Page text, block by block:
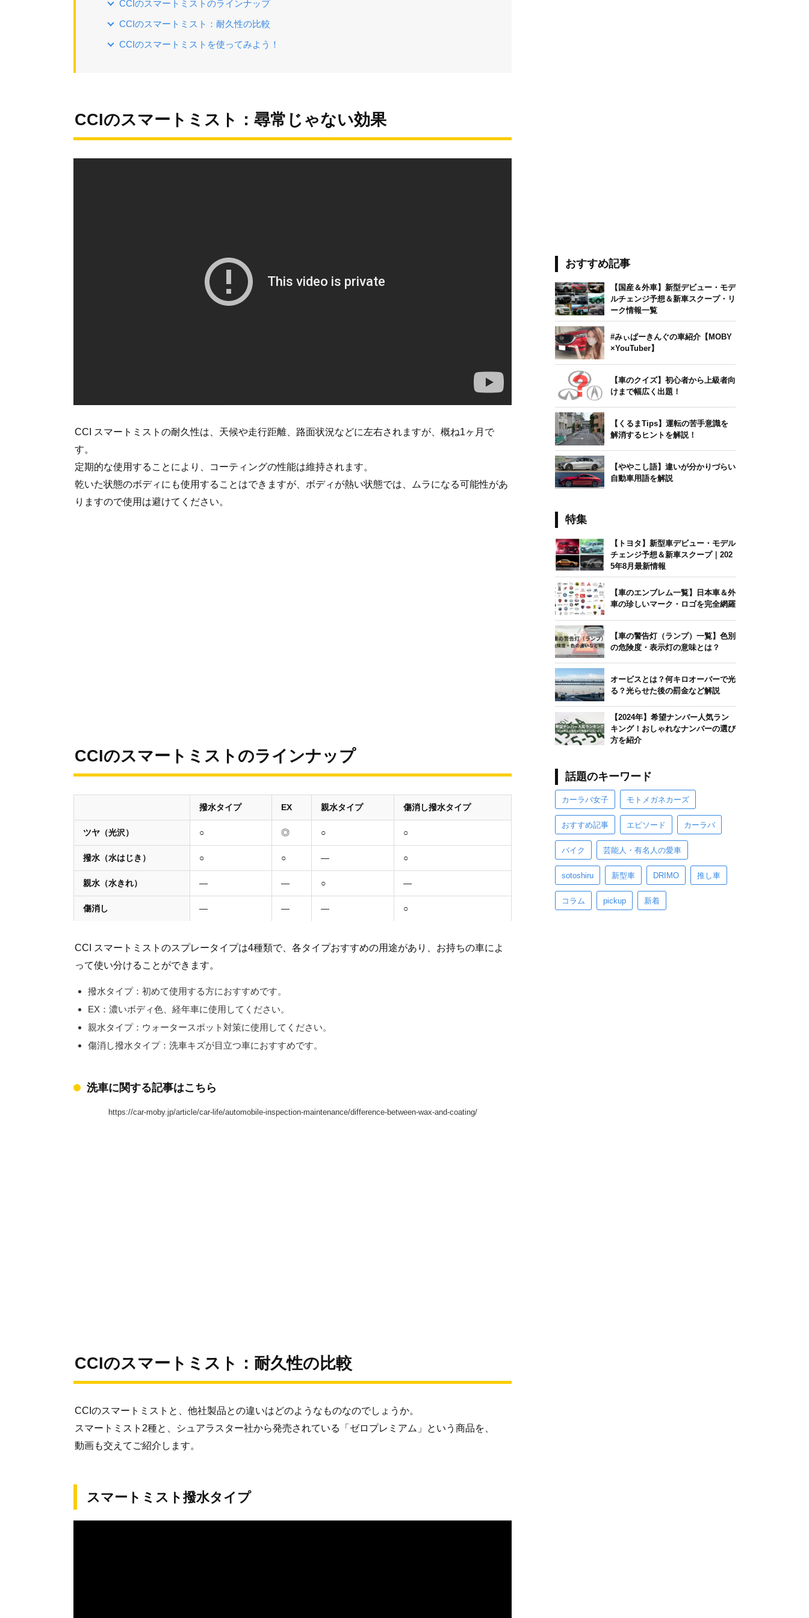
CCIのスマートミストのラインナップ
CCIのスマートミスト：耐久性の比較
CCIのスマートミストを使ってみよう！
CCIのスマートミスト：尋常じゃない効果
CCI スマートミストの耐久性は、天候や走行距離、路面状況などに左右されますが、概ね1ヶ月で
す。
定期的な使用することにより、コーティングの性能は維持されます。
乾いた状態のボディにも使用することはできますが、ボディが熱い状態では、ムラになる可能性があ
りますので使用は避けてください。
CCIのスマートミストのラインナップ
撥水タイプ EX 親水タイプ 傷消し撥水タイプ
ツヤ（光沢） ○ ◎ ○ ○
撥水（水はじき） ○ ○ — ○
親水（水きれ） — — ○ —
傷消し — — — ○
CCI スマートミストのスプレータイプは4種類で、各タイプおすすめの用途があり、お持ちの車によ
って使い分けることができます。
撥水タイプ：初めて使用する方におすすめです。
EX：濃いボディ色、経年車に使用してください。
親水タイプ：ウォータースポット対策に使用してください。
傷消し撥水タイプ：洗車キズが目立つ車におすすめです。
洗車に関する記事はこちら
https://car-moby.jp/article/car-life/automobile-inspection-maintenance/difference-between-wax-and-coating/
CCIのスマートミスト：耐久性の比較
CCIのスマートミストと、他社製品との違いはどのようなものなのでしょうか。
スマートミスト2種と、シュアラスター社から発売されている「ゼロプレミアム」という商品を、
動画も交えてご紹介します。
スマートミスト撥水タイプ
おすすめ記事
【国産＆外車】新型デビュー・モデ
ルチェンジ予想＆新車スクープ・リ
ーク情報一覧
#みぃぱーきんぐの車紹介【MOBY
×YouTuber】
【車のクイズ】初心者から上級者向
けまで幅広く出題！
【くるまTips】運転の苦手意識を
解消するヒントを解説！
【ややこし語】違いが分かりづらい
自動車用語を解説
特集
【トヨタ】新型車デビュー・モデル
チェンジ予想＆新車スクープ｜202
5年8月最新情報
【車のエンブレム一覧】日本車＆外
車の珍しいマーク・ロゴを完全網羅
【車の警告灯（ランプ）一覧】色別
の危険度・表示灯の意味とは？
オービスとは？何キロオーバーで光
る？光らせた後の罰金など解説
【2024年】希望ナンバー人気ラン
キング！おしゃれなナンバーの選び
方を紹介
話題のキーワード
カーラバ女子 モトメガネカーズ
おすすめ記事 エピソード カーラバ
バイク 芸能人・有名人の愛車
sotoshiru 新型車 DRIMO 推し車
コラム pickup 新着